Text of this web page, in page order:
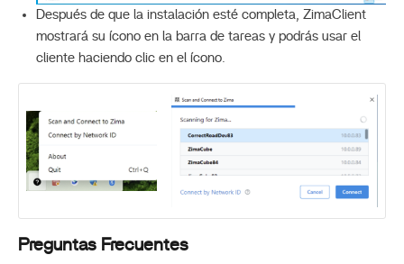
Después de que la instalación esté completa, ZimaClient
mostrará su ícono en la barra de tareas y podrás usar el
cliente haciendo clic en el ícono.
Preguntas Frecuentes